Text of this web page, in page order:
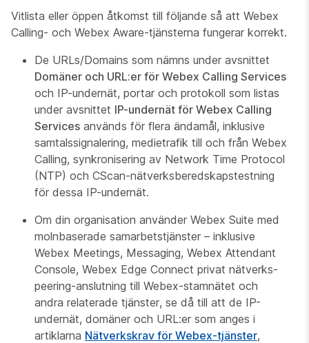
Vitlista eller öppen åtkomst till följande så att Webex
Calling- och Webex Aware-tjänsterna fungerar korrekt.
De URLs/Domains som nämns under avsnittet
Domäner och URL:er för Webex Calling Services
och IP-undernät, portar och protokoll som listas
under avsnittet IP-undernät för Webex Calling
Services används för flera ändamål, inklusive
samtalssignalering, medietrafik till och från Webex
Calling, synkronisering av Network Time Protocol
(NTP) och CScan-nätverksberedskapstestning
för dessa IP-undernät.
Om din organisation använder Webex Suite med
molnbaserade samarbetstjänster – inklusive
Webex Meetings, Messaging, Webex Attendant
Console, Webex Edge Connect privat nätverks-
peering-anslutning till Webex-stamnätet och
andra relaterade tjänster, se då till att de IP-
undernät, domäner och URL:er som anges i
artiklarna Nätverkskrav för Webex-tjänster,